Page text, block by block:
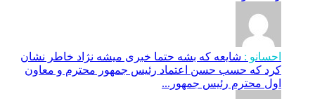
احسانو : شایعه که بشه حتما خبری میشه نژاد خاطر نشان
کرد که حسب حسن اعتماد رئیس جمهور محترم و معاون
اول محترم رئیس جمهور...